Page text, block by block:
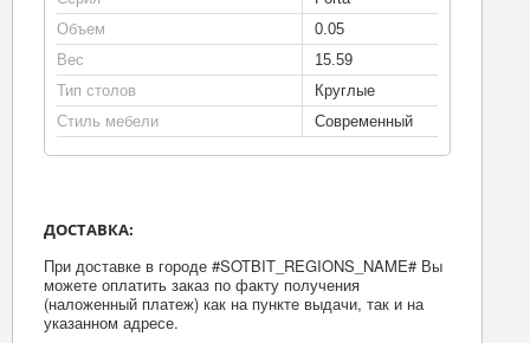
Объем
0.05
Вес
15.59
Тип столов
Круглые
Стиль мебели
Современный
ДОСТАВКА:
При доставке в городе #SOTBIT_REGIONS_NAME# Вы
можете оплатить заказ по факту получения
(наложенный платеж) как на пункте выдачи, так и на
указанном адресе.